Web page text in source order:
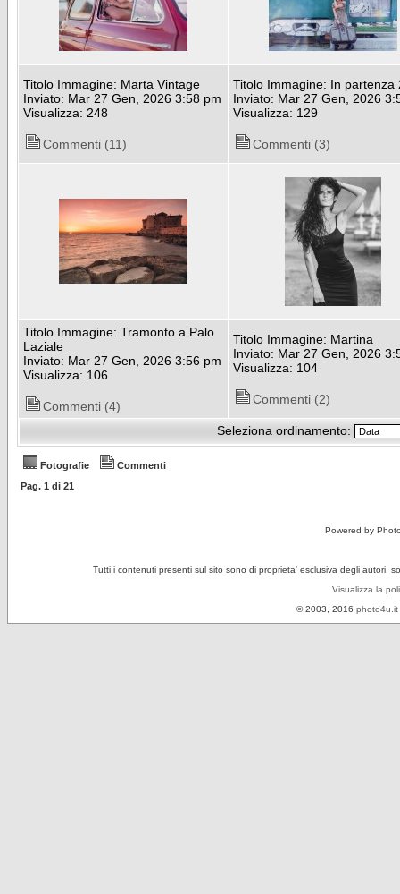
Titolo Immagine: Marta Vintage
Inviato: Mar 27 Gen, 2026 3:58 pm
Visualizza: 248
Commenti (11)
Titolo Immagine: In partenza
Inviato: Mar 27 Gen, 2026
Visualizza: 129
Commenti (3)
Titolo Immagine: Tramonto a Palo
Laziale
Inviato: Mar 27 Gen, 2026 3:56 pm
Visualizza: 106
Commenti (4)
Titolo Immagine: Martina
Inviato: Mar 27 Gen, 2026
Visualizza: 104
Commenti (2)
Seleziona ordinamento:
Fotografie
Commenti
Pag. 1 di 21
Powered by
Tutti i contenuti presenti sul sito sono di proprieta' esclusiva degli autori,
Visualizza la
© 2003, 2016 photo4u.it